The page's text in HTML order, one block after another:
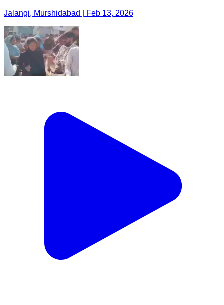
Jalangi, Murshidabad | Feb 13, 2026